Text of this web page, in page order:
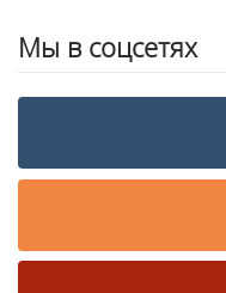
Мы в соцсетях